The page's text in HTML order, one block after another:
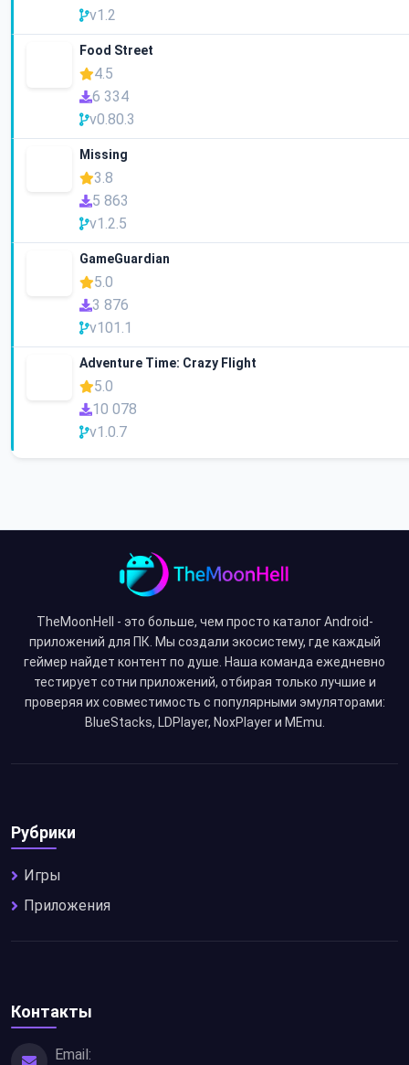
v1.2
Food Street
4.5
6 334
v0.80.3
Missing
3.8
5 863
v1.2.5
GameGuardian
5.0
3 876
v101.1
Adventure Time: Crazy Flight
5.0
10 078
v1.0.7
TheMoonHell - это больше, чем просто каталог Android-
приложений для ПК. Мы создали экосистему, где каждый
геймер найдет контент по душе. Наша команда ежедневно
тестирует сотни приложений, отбирая только лучшие и
проверяя их совместимость с популярными эмуляторами:
BlueStacks, LDPlayer, NoxPlayer и MEmu.
Рубрики
Игры
Приложения
Контакты
Email: